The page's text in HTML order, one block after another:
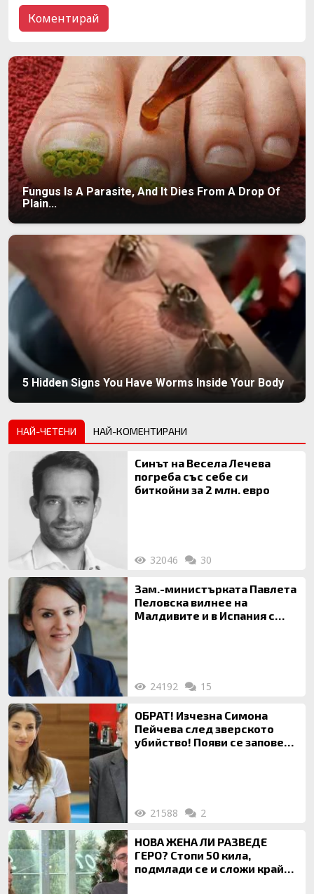
Fungus Is A Parasite, And It Dies From A Drop Of
Plain...
5 Hidden Signs You Have Worms Inside Your Body
НАЙ-ЧЕТЕНИ НАЙ-КОМЕНТИРАНИ
Синът на Весела Лечева
погреба със себе си
биткойни за 2 млн. евро
32046 30
Зам.-министърката Павлета
Пеловска вилнее на
Малдивите и в Испания с
24192 15
ОБРАТ! Изчезна Симона
Пейчева след зверското
убийство! Появи се заповед
21588 2
НОВА ЖЕНА ЛИ РАЗВЕДЕ
ГЕРО? Стопи 50 кила,
подмлади се и сложи край